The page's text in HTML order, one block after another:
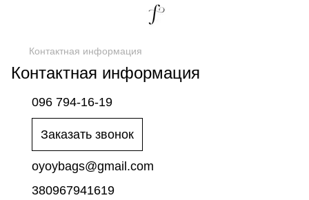
Контактная информация
Контактная информация
096 794-16-19
Заказать звонок
oyoybags@gmail.com
380967941619